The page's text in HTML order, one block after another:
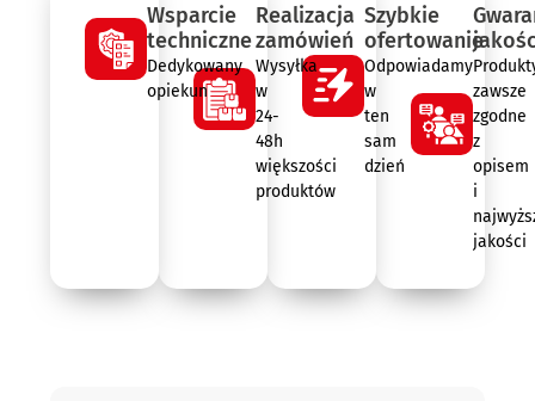
Wsparcie
techniczne
Dedykowany
opiekun
Realizacja
zamówień
Wysyłka
w
24-
48h
większości
produktów
Szybkie
ofertowanie
Odpowiadamy
w
ten
sam
dzień
zawsze
zgodne
z
opisem
i
jakości